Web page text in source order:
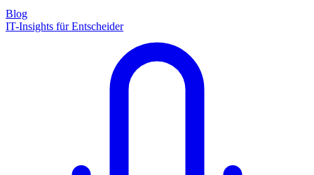
Blog
IT-Insights für Entscheider